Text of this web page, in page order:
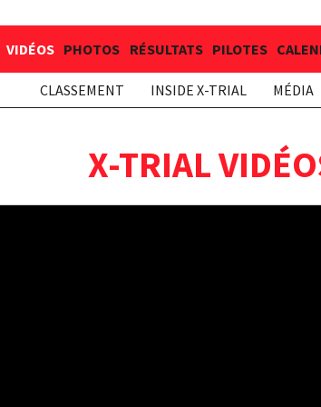
VIDÉOS PHOTOS RÉSULTATS PILOTES
CLASSEMENT INSIDE X-TRIAL MÉDIA
X-TRIAL